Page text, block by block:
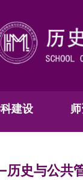
建设
史与公共